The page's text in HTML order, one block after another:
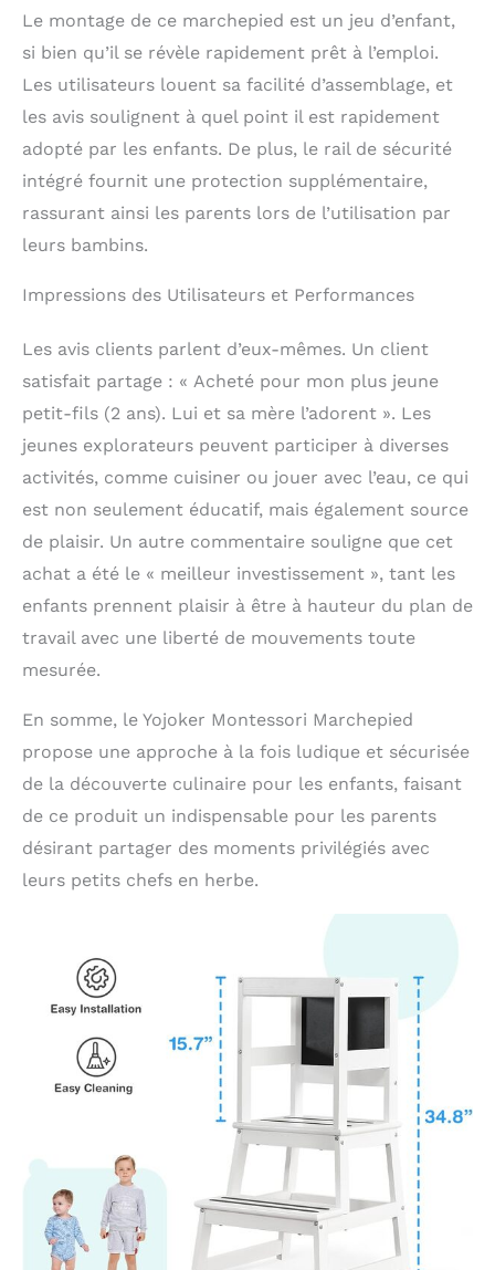
4 en 1 pour tout-petit】
Au-delà de la cuisine,
ce tabouret polyvalent
est utile dans la
buanderie, offrant à
votre enfant la
les mains et d'utiliser
l'évier indépendamment.
croissance et leur
aux enfants de 18 mois
à 6 ans.
【Plus qu'un
Nous vous présentons
notre tabouret de
cuisine pour tout-
petits, un compagnon
fiable tout au long du
voyage de croissance de
votre enfant. En retirant
simplement la rampe, il
se transforme en un
marchepied de cuisine
des plantes en pot et
des ornements. Cadeau
après-vente : le
marchepied de cuisine
pour enfants est un
vos amis ou votre
famille, en particulier
équipe d'assistance
dédiée s'engage à
exceptionnel même
après votre achat. Si
questions, des
préoccupations ou des
problèmes avec notre
tour debout pour les
tout-petits de 1 à 3 ans,
nous sommes là pour
vous aider à chaque
Le montage de ce marchepied est un jeu d’enfant,
si bien qu’il se révèle rapidement prêt à l’emploi.
Les utilisateurs louent sa facilité d’assemblage, et
les avis soulignent à quel point il est rapidement
adopté par les enfants. De plus, le rail de sécurité
intégré fournit une protection supplémentaire,
rassurant ainsi les parents lors de l’utilisation par
leurs bambins.
Impressions des Utilisateurs et Performances
Les avis clients parlent d’eux-mêmes. Un client
satisfait partage : « Acheté pour mon plus jeune
petit-fils (2 ans). Lui et sa mère l’adorent ». Les
jeunes explorateurs peuvent participer à diverses
activités, comme cuisiner ou jouer avec l’eau, ce qui
est non seulement éducatif, mais également source
de plaisir. Un autre commentaire souligne que cet
achat a été le « meilleur investissement », tant les
enfants prennent plaisir à être à hauteur du plan de
travail avec une liberté de mouvements toute
mesurée.
En somme, le Yojoker Montessori Marchepied
propose une approche à la fois ludique et sécurisée
de la découverte culinaire pour les enfants, faisant
de ce produit un indispensable pour les parents
désirant partager des moments privilégiés avec
leurs petits chefs en herbe.